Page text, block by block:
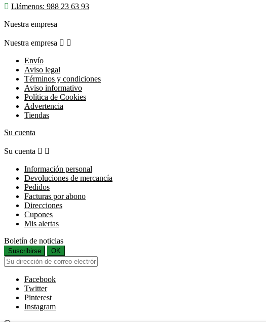
 Llámenos: 988 23 63 93
Nuestra empresa
Nuestra empresa  
Envío
Aviso legal
Términos y condiciones
Aviso informativo
Política de Cookies
Advertencia
Tiendas
Su cuenta
Su cuenta  
Información personal
Devoluciones de mercancía
Pedidos
Facturas por abono
Direcciones
Cupones
Mis alertas
Boletín de noticias
Suscribirse OK
Facebook
Twitter
Pinterest
Instagram